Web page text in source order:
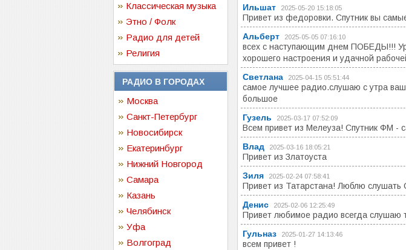
Классическая музыка
Этно / Фолк
Радио для детей
Религия
РАДИО В ГОРОДАХ
Москва
Санкт-Петербург
Новосибирск
Екатеринбург
Нижний Новгород
Самара
Казань
Челябинск
Уфа
Волгоград
Ильшат
2025-05-20 15:18:05
Привет из федоровки. Спутник вы
Альберт
2025-05-05 07:16:10
всех с наступающим днем ПОБЕДЫ!!!
хорошего настроения и удачной
Светлана
2025-04-15 05:51:44
самое лучшее радио.слушаю с утра
большое
Гузель
2025-03-17 07:52:09
Всем привет из Мелеуза! Спутник ФМ -
Влад
2025-03-16 18:05:21
Привет из Златоуста
Зиля
2025-02-24 07:58:41
Привет из Татарстана! Люблю слушать
Денис
2025-02-06 12:25:49
Привет любимое радио всегда слушаю
Гульназ
2025-01-27 14:13:46
всем привет !